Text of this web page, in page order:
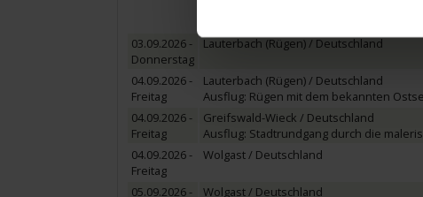
03.09.2026 -
Donnerstag
Lauterbach (Rügen) / Deutschland
04.09.2026 -
Freitag
Lauterbach (Rügen) / Deutschland
Ausflug: Rügen mit dem bekannten
04.09.2026 -
Freitag
Greifswald-Wieck / Deutschland
Ausflug: Stadtrundgang durch die
04.09.2026 -
Freitag
Wolgast / Deutschland
05.09.2026 -
Wolgast / Deutschland